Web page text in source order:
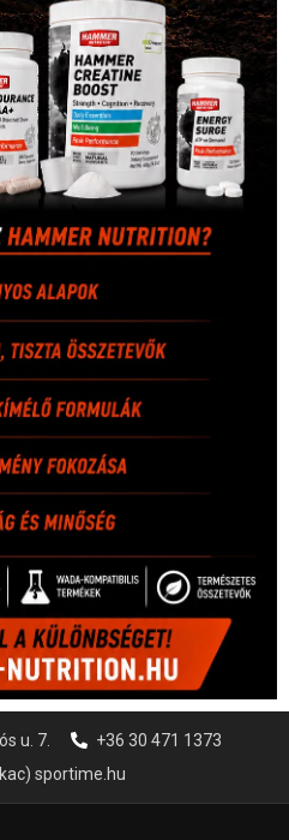
u. 7.
+36 30 471 1373
sportime.hu